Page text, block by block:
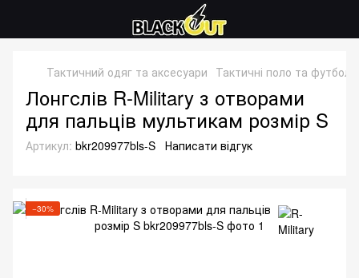
Тактичний одяг та аксесуари Тактичні поло та
Лонгслів R-Military з отворами
для пальців мультикам розмір S
Артикул: bkr209977bls-S Написати відгук
−30%